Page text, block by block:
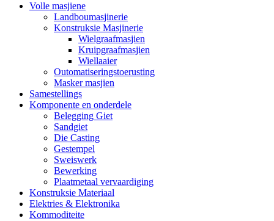
Volle masjiene
Landboumasjinerie
Konstruksie Masjinerie
Wielgraafmasjien
Kruipgraafmasjien
Wiellaaier
Outomatiseringstoerusting
Masker masjien
Samestellings
Komponente en onderdele
Belegging Giet
Sandgiet
Die Casting
Gestempel
Sweiswerk
Bewerking
Plaatmetaal vervaardiging
Konstruksie Materiaal
Elektries & Elektronika
Kommoditeite